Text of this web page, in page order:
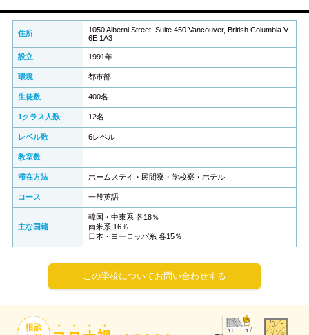
住所
1050 Alberni Street, Suite 450 Vancouver, British Columbia V
6E 1A3
設立 1991年
環境 都市部
生徒数 400名
1クラス人数 12名
レベル数 6レベル
教室数
滞在方法 ホームステイ・民間寮・学校寮・ホテル
コース 一般英語
主な国籍
韓国・中東系 各18％
南米系 16％
日本・ヨーロッパ系 各15％
この学校についてお問い合わせする